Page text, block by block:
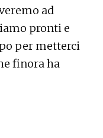
ad
pronti e
per metterci
finora ha